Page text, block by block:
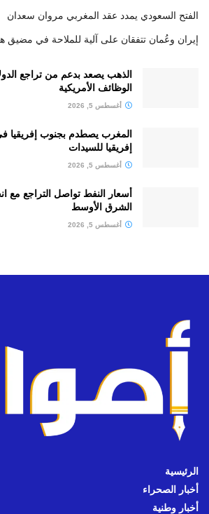
الفتح السعودي يمدد عقد المغربي مروان سعدان
إيران وعُمان تتفقان على آلية للملاحة في مضيق
الذهب يصعد بدعم من تراجع
الوظائف الأمريكية
أغسطس 5, 2026
المغرب يصطدم بجنوب إفريقيا
إفريقيا للسيدات
أغسطس 5, 2026
أسعار النفط تواصل التراجع مع
الشرق الأوسط
أغسطس 5, 2026
الرئيسية
أخبار الصحراء
أخبار وطنية